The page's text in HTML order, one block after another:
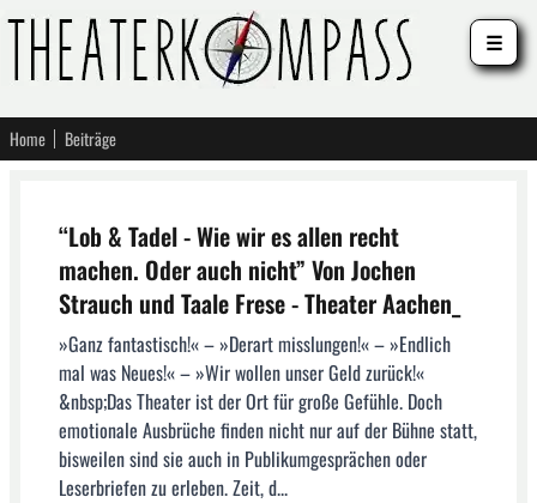
Home Beiträge
“Lob & Tadel - Wie wir es allen recht
machen. Oder auch nicht” Von Jochen
Strauch und Taale Frese - Theater Aachen_
»Ganz fantastisch!« – »Derart misslungen!« – »Endlich
mal was Neues!« – »Wir wollen unser Geld zurück!«
&nbsp;Das Theater ist der Ort für große Gefühle. Doch
emotionale Ausbrüche finden nicht nur auf der Bühne statt,
bisweilen sind sie auch in Publikumgesprächen oder
Leserbriefen zu erleben. Zeit, d...
☰